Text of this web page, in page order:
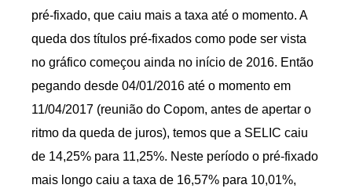
pré-fixado, que caiu mais a taxa até o momento. A
queda dos títulos pré-fixados como pode ser vista
no gráfico começou ainda no início de 2016. Então
pegando desde 04/01/2016 até o momento em
11/04/2017 (reunião do Copom, antes de apertar o
ritmo da queda de juros), temos que a SELIC caiu
de 14,25% para 11,25%. Neste período o pré-fixado
mais longo caiu a taxa de 16,57% para 10,01%,